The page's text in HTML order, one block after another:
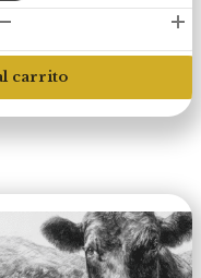
carrito